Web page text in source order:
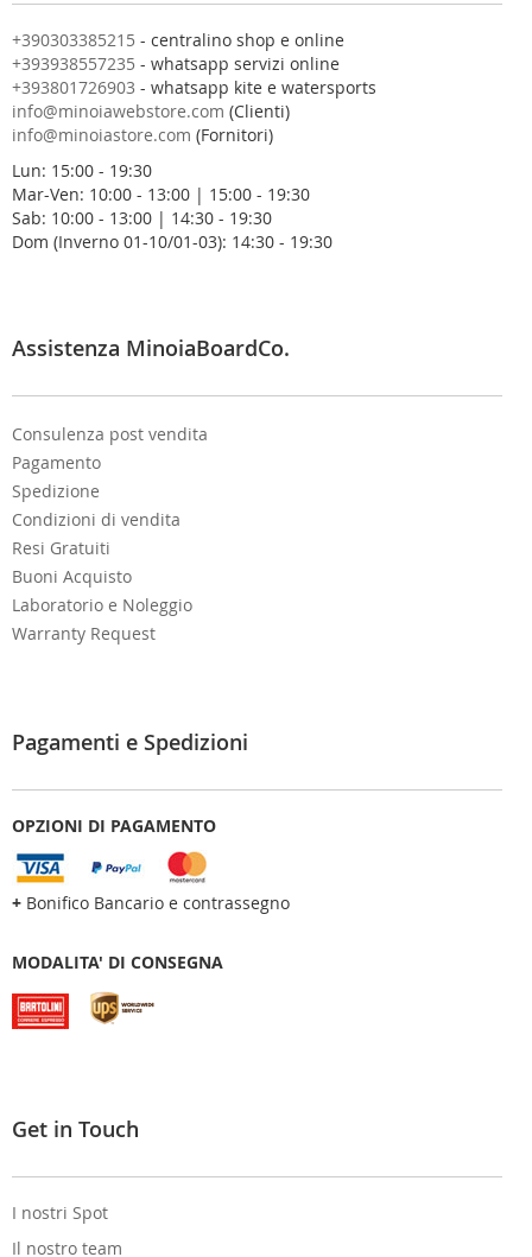
n
o
s
t
r
a
e
w
s
l
e
:
+390303385215 - centralino shop e online
+393938557235 - whatsapp servizi online
+393801726903 - whatsapp kite e watersports
info@minoiawebstore.com (Clienti)
info@minoiastore.com (Fornitori)
Lun: 15:00 - 19:30
Mar-Ven: 10:00 - 13:00 | 15:00 - 19:30
Sab: 10:00 - 13:00 | 14:30 - 19:30
Dom (Inverno 01-10/01-03): 14:30 - 19:30
Assistenza MinoiaBoardCo.
Consulenza post vendita
Pagamento
Spedizione
Condizioni di vendita
Resi Gratuiti
Buoni Acquisto
Laboratorio e Noleggio
Warranty Request
Pagamenti e Spedizioni
OPZIONI DI PAGAMENTO
+ Bonifico Bancario e contrassegno
MODALITA' DI CONSEGNA
Get in Touch
I nostri Spot
Il nostro team